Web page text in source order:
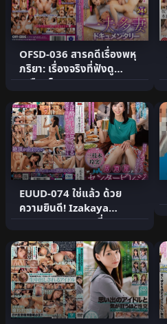
OFSD-036 สารคดีเรื่องพหุ
ภริยา: เรื่องจริงที่ฟังดู
เหมือนโกหก!? สาวส.
EUUD-074 ใช่แล้ว ด้วย
ความยินดี! Izakaya
Center Village ที่คุณสา